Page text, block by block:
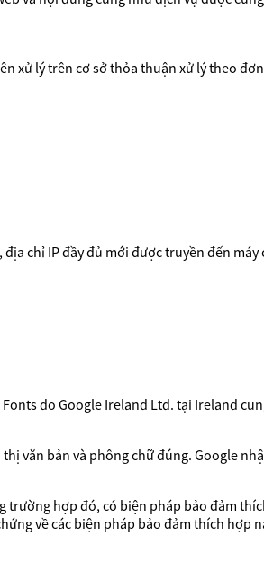
xử lý trên cơ sở thỏa thuận xử lý theo
chỉ IP đầy đủ mới được truyền đến máy
do Google Ireland Ltd. tại Ireland
văn bản và phông chữ đúng. Google
trường hợp đó, có biện pháp bảo đảm
về các biện pháp bảo đảm thích hợp